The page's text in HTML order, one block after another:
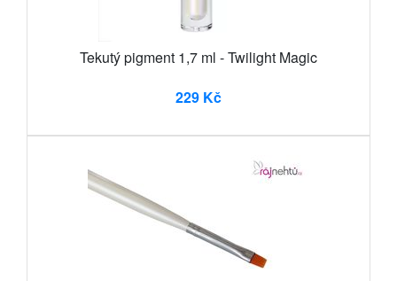
Tekutý pigment 1,7 ml - Twilight Magic
229 Kč